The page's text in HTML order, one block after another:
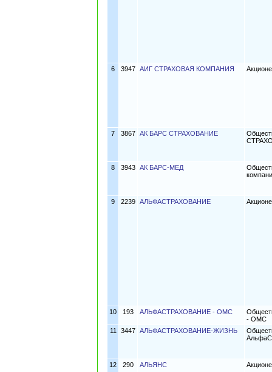
6 3947 АИГ СТРАХОВАЯ КОМПАНИЯ
7 3867 АК БАРС СТРАХОВАНИЕ
8 3943 АК БАРС-МЕД
9 2239 АЛЬФАСТРАХОВАНИЕ
10 193 АЛЬФАСТРАХОВАНИЕ - ОМС
- ОМС
11
3447 АЛЬФАСТРАХОВАНИЕ-ЖИЗНЬ
12 290 АЛЬЯНС